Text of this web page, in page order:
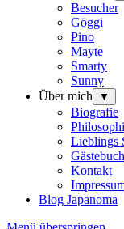
Besucher
Göggi
Pino
Mayte
Smarty
Sunny
Über mich
▼
Biografie
Lieblings
Gästebuch
Kontakt
Blog Japanoma